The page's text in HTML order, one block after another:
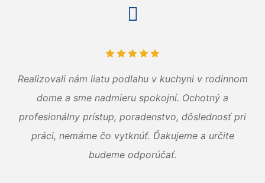
Realizovali nám liatu podlahu v kuchyni v rodinnom
dome a sme nadmieru spokojní. Ochotný a
profesionálny prístup, poradenstvo, dôslednosť pri
práci, nemáme čo vytknúť. Ďakujeme a určite
budeme odporúčať.